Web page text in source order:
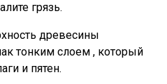
грязь.
древесины
тонким слоем , который
и пятен.